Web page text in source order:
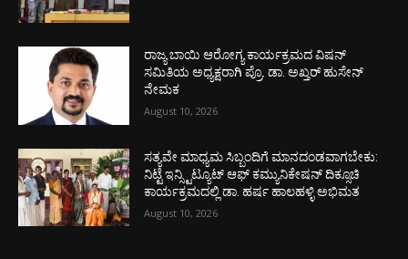
ರಾಜ್ಯ ಬಾಯಿ ಆರೋಗ್ಯ ಕಾರ್ಯಕ್ರಮದ ವಿಷನ್
ಸಮಿತಿಯ ಅಧ್ಯಕ್ಷರಾಗಿ ಪ್ರೊ. ಡಾ. ಅಖ್ತರ್ ಹುಸೇನ್
ನೇಮಕ
August 10, 2026
ಸತ್ಯವೇ ಮಾಧ್ಯಮ ಸಿಬ್ಬಂದಿಗೆ ಮಾನದಂಡವಾಗಬೇಕು:
ನಿಟ್ಟೆ ಇನ್ಸ್ಟಿಟ್ಯೂಟ್ ಆಫ್ ಕಮ್ಯುನಿಕೇಷನ್ ದಿಕ್ಸೂಚಿ
ಕಾರ್ಯಕ್ರಮದಲ್ಲಿ ಡಾ. ಹರ್ಷ ಹಾಲಹಳ್ಳಿ ಅಭಿಮತ
August 10, 2026